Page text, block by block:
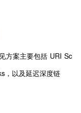
方案主要包括 URI Sc
，以及延迟深度链